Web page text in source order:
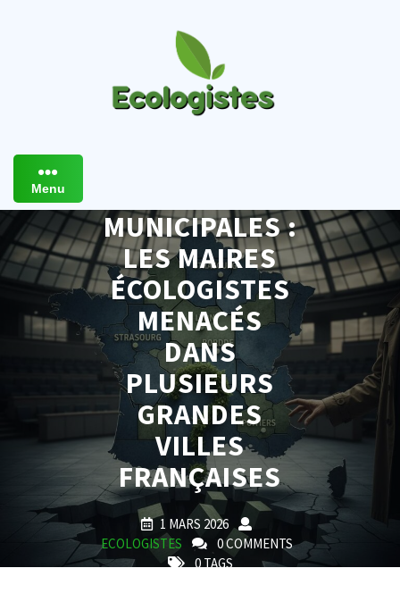
Menu
MUNICIPALES :
LES MAIRES
ÉCOLOGISTES
MENACÉS
DANS
PLUSIEURS
GRANDES
VILLES
FRANÇAISES
1 MARS 2026
ECOLOGISTES
0 COMMENTS
0 TAGS